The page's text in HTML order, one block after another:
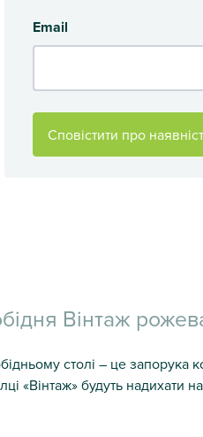
Email
Сповістити про
Вінтаж
столі – це запорука
«Вінтаж» будуть надихати